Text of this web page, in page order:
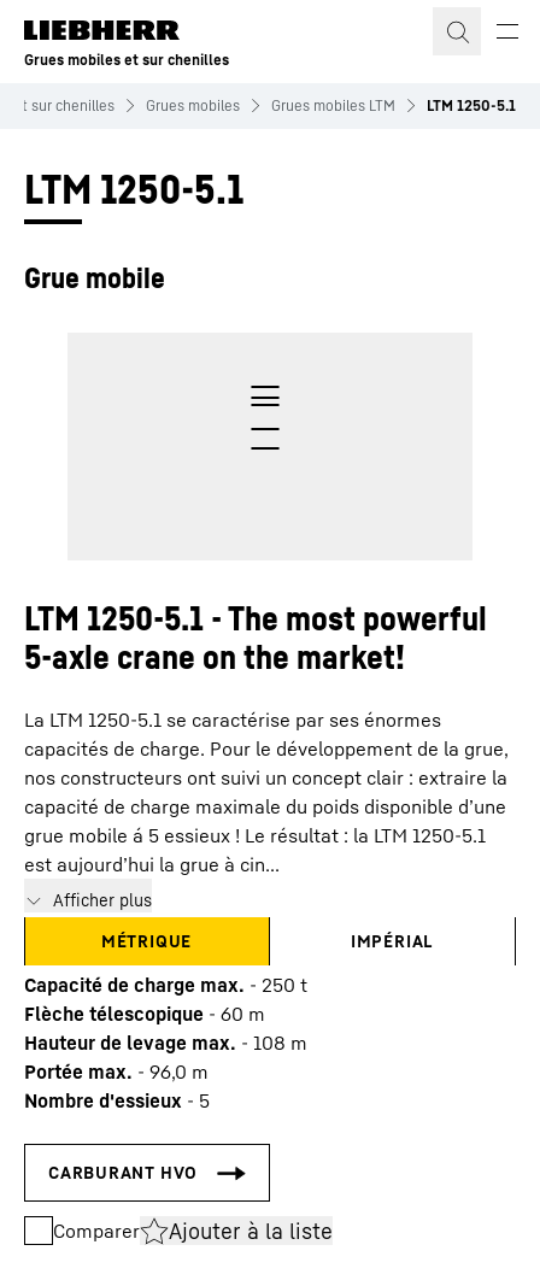
Grues mobiles et sur chenilles
et sur chenilles Grues mobiles Grues mobiles LTM LTM 1250-5.1
LTM 1250-5.1
Grue mobile
LTM 1250-5.1 - The most powerful
5-axle crane on the market!
La LTM 1250-5.1 se caractérise par ses énormes
capacités de charge. Pour le développement de la grue,
nos constructeurs ont suivi un concept clair : extraire la
capacité de charge maximale du poids disponible d’une
grue mobile á 5 essieux ! Le résultat : la LTM 1250-5.1
est aujourd’hui la grue à cin...
Afficher plus
MÉTRIQUE
IMPÉRIAL
Capacité de charge max. - 250 t
Flèche télescopique - 60 m
Hauteur de levage max. - 108 m
Portée max. - 96,0 m
Nombre d'essieux - 5
Comparer Ajouter à la liste